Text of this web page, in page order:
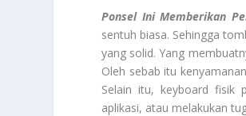
Ponsel Ini Memberikan
sentuh biasa. Sehingga
yang solid. Yang
Oleh sebab itu
Selain itu, keyboard fisik
aplikasi, atau melakukan